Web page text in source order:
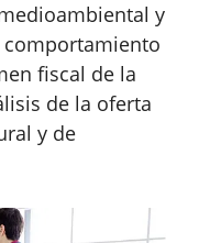
y
fiscal de la
de la oferta
y de